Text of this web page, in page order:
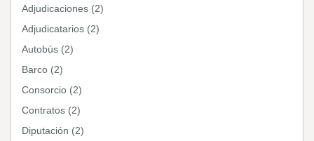
Adjudicaciones (2)
Adjudicatarios (2)
Autobús (2)
Barco (2)
Consorcio (2)
Contratos (2)
Diputación (2)